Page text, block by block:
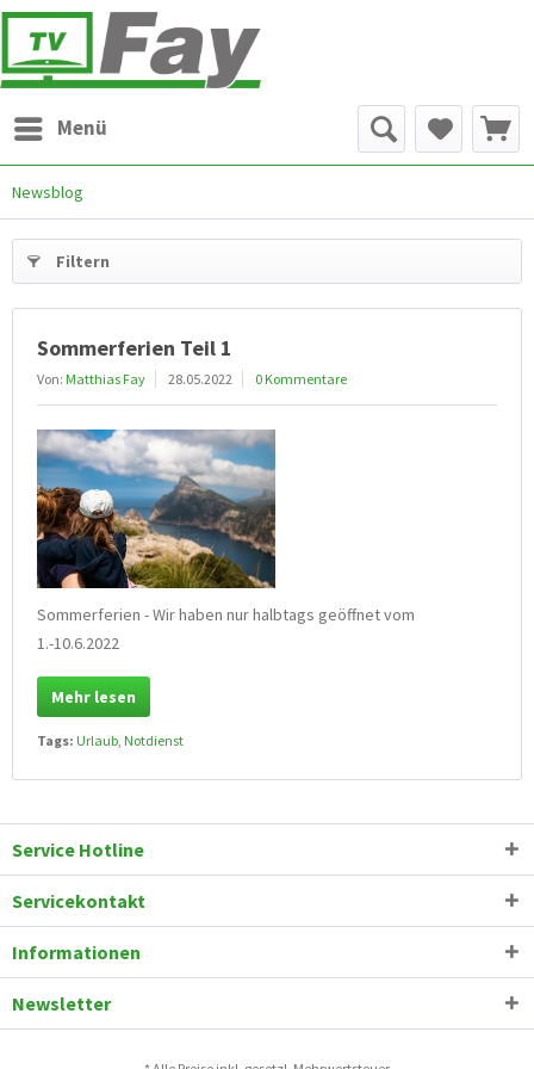
Menü
Newsblog
Filtern
Sommerferien Teil 1
Von: Matthias Fay 28.05.2022 0 Kommentare
Sommerferien - Wir haben nur halbtags geöffnet vom
1.-10.6.2022
Mehr lesen
Tags: Urlaub Notdienst
Service Hotline
Servicekontakt
Informationen
Newsletter